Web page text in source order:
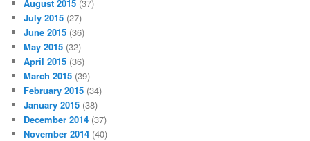
August 2015 (37)
July 2015 (27)
June 2015 (36)
May 2015 (32)
April 2015 (36)
March 2015 (39)
February 2015 (34)
January 2015 (38)
December 2014 (37)
November 2014 (40)